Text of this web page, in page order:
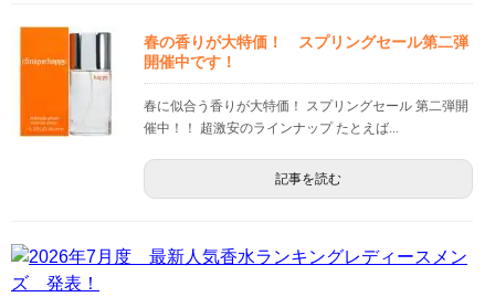
春の香りが大特価！ スプリングセール第二弾
開催中です！
春に似合う香りが大特価！ スプリングセール 第二弾開
催中！！ 超激安のラインナップ たとえば...
記事を読む